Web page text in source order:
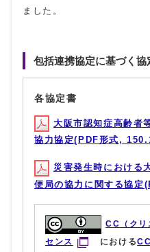
ました。
包括連携協定に基づく協
各協定書
大阪市認知症高齢者
協力協定(PDF形式,
災害発生時における
便局の協力に関する協
CC（クリ
センス
における